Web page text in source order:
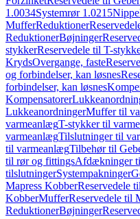
1.0034Systemrør 1.0215
MufferReduktioner
ReduktionerBøjninger
stykkerReservedele til T-
KrydsOvergange, faste
og forbindelser, kan løsnes
forbindelser, kan løsnes
Kompensatorer
LukkeanordningerMuffer til
varmeanlægT-stykker til
varmeanlægTilslutninger til
til varmeanlægTilbehør til
til rør og fittingsAfdækninger
tilslutningerSystempakninger
Mapress KobberReservedele
KobberMufferReservedele til
ReduktionerBøjninger